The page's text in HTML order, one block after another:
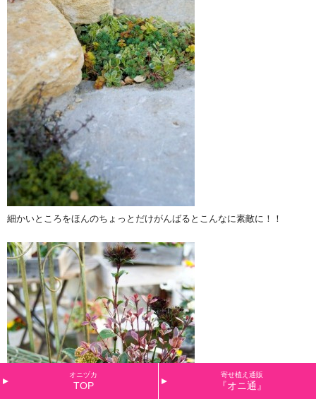
細かいところをほんのちょっとだけがんばるとこんなに素敵に！！
オニヅカ
TOP
寄せ植え通販
『オニ通』